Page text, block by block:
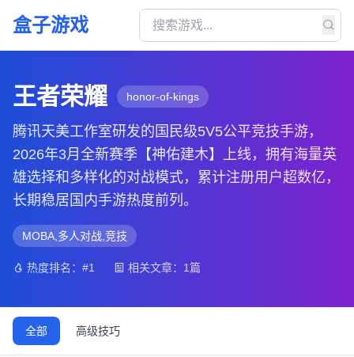
盒子游戏
王者荣耀 honor-of-kings
腾讯天美工作室研发的国民级5V5公平竞技手游，
2026年3月全新赛季【神佑建木】上线，拥有海量英
雄选择和多样化的对战模式，累计注册用户超数亿，
长期稳居国内手游热度前列。
MOBA,多人对战,竞技
热度排名：#1 相关文章：1篇
全部 高级技巧